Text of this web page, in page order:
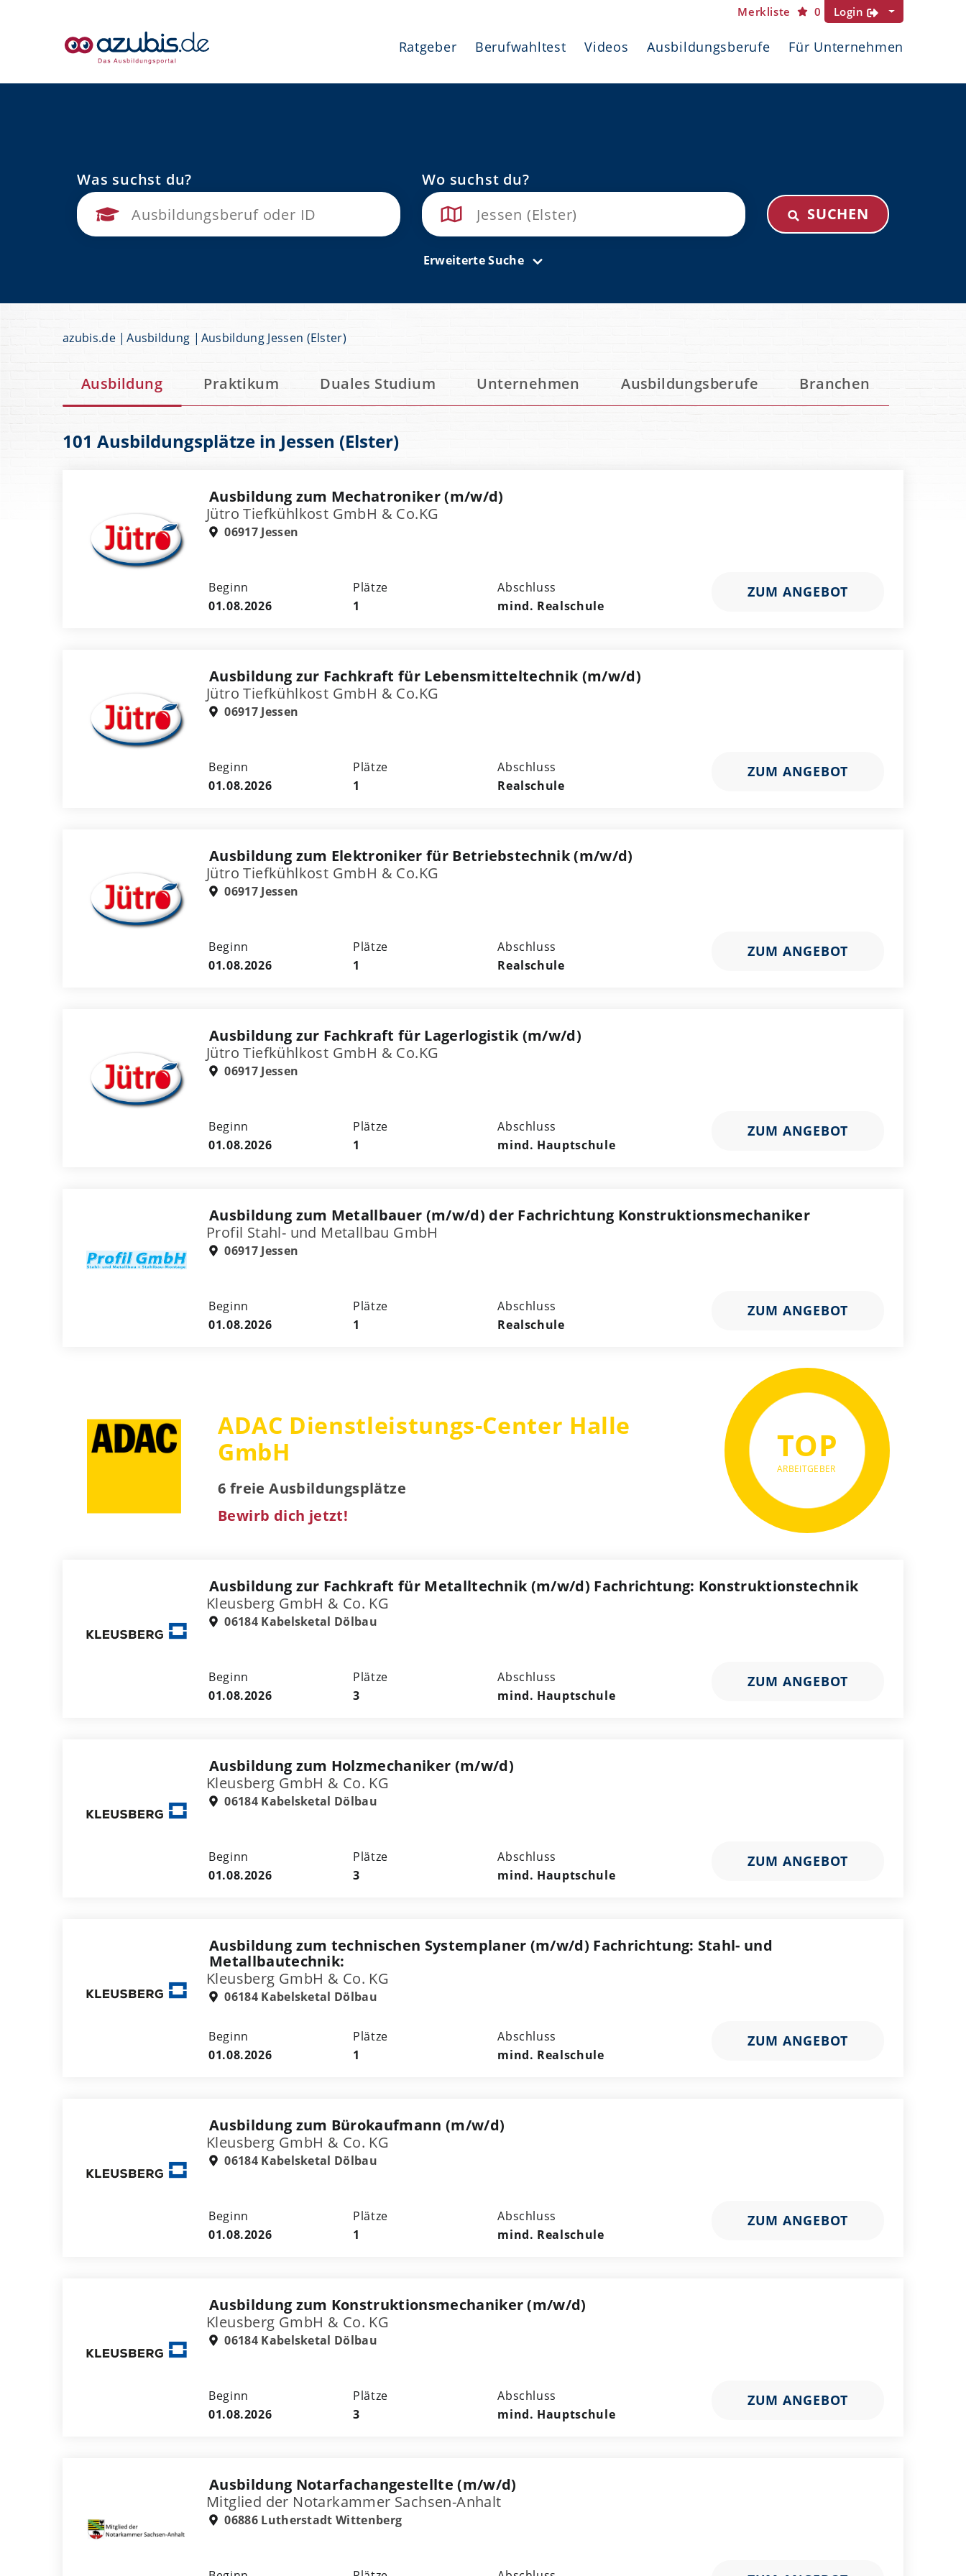
Merkliste 0 Login
Ratgeber Berufwahltest Videos Ausbildungsberufe Für Unternehmen
Was suchst du?
Wo suchst du?
SUCHEN
Erweiterte Suche
azubis.de Ausbildung Ausbildung Jessen (Elster)
Ausbildung Praktikum Duales Studium Unternehmen Ausbildungsberufe Branchen
101 Ausbildungsplätze in Jessen (Elster)
Ausbildung zum Mechatroniker (m/w/d)
Jütro Tiefkühlkost GmbH & Co.KG
06917 Jessen
Beginn
01.08.2026
Plätze
1
Abschluss
mind. Realschule
ZUM ANGEBOT
Ausbildung zur Fachkraft für Lebensmitteltechnik (m/w/d)
Jütro Tiefkühlkost GmbH & Co.KG
06917 Jessen
Beginn
01.08.2026
Plätze
1
Abschluss
Realschule
ZUM ANGEBOT
Ausbildung zum Elektroniker für Betriebstechnik (m/w/d)
Jütro Tiefkühlkost GmbH & Co.KG
06917 Jessen
Beginn
01.08.2026
Plätze
1
Abschluss
Realschule
ZUM ANGEBOT
Ausbildung zur Fachkraft für Lagerlogistik (m/w/d)
Jütro Tiefkühlkost GmbH & Co.KG
06917 Jessen
Beginn
01.08.2026
Plätze
1
Abschluss
mind. Hauptschule
ZUM ANGEBOT
Ausbildung zum Metallbauer (m/w/d) der Fachrichtung Konstruktionsmechaniker
Profil Stahl- und Metallbau GmbH
06917 Jessen
Beginn
01.08.2026
Plätze
1
Abschluss
Realschule
ZUM ANGEBOT
ADAC Dienstleistungs-Center Halle
GmbH
6 freie Ausbildungsplätze
Bewirb dich jetzt!
TOP
ARBEITGEBER
Ausbildung zur Fachkraft für Metalltechnik (m/w/d) Fachrichtung: Konstruktionstechnik
Kleusberg GmbH & Co. KG
06184 Kabelsketal Dölbau
Beginn
01.08.2026
Plätze
3
Abschluss
mind. Hauptschule
ZUM ANGEBOT
Ausbildung zum Holzmechaniker (m/w/d)
Kleusberg GmbH & Co. KG
06184 Kabelsketal Dölbau
Beginn
01.08.2026
Plätze
3
Abschluss
mind. Hauptschule
ZUM ANGEBOT
Ausbildung zum technischen Systemplaner (m/w/d) Fachrichtung: Stahl- und
Metallbautechnik:
Kleusberg GmbH & Co. KG
06184 Kabelsketal Dölbau
Beginn
01.08.2026
Plätze
1
Abschluss
mind. Realschule
ZUM ANGEBOT
Ausbildung zum Bürokaufmann (m/w/d)
Kleusberg GmbH & Co. KG
06184 Kabelsketal Dölbau
Beginn
01.08.2026
Plätze
1
Abschluss
mind. Realschule
ZUM ANGEBOT
Ausbildung zum Konstruktionsmechaniker (m/w/d)
Kleusberg GmbH & Co. KG
06184 Kabelsketal Dölbau
Beginn
01.08.2026
Plätze
3
Abschluss
mind. Hauptschule
ZUM ANGEBOT
Ausbildung Notarfachangestellte (m/w/d)
Mitglied der Notarkammer Sachsen-Anhalt
06886 Lutherstadt Wittenberg